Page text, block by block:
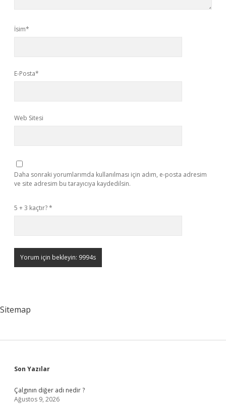
İsim*
E-Posta*
Web Sitesi
Daha sonraki yorumlarımda kullanılması için adım, e-posta adresim
ve site adresim bu tarayıcıya kaydedilsin.
5 + 3 kaçtır?*
Sitemap
Sidebar
Son Yazılar
Çalgının diğer adı nedir ?
Ağustos 9, 2026